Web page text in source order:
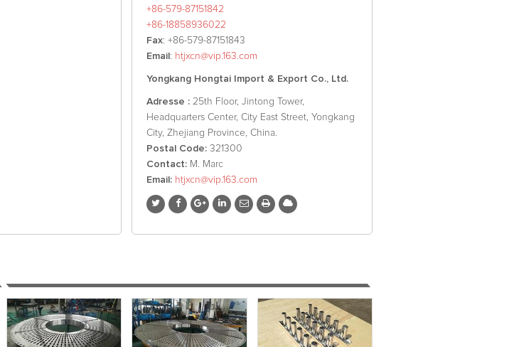
+86-579-87151842
+86-18858936022
Fax: +86-579-87151843
Email : htjxcn@vip.163.com
Yongkang Hongtai Import & Export Co., Ltd.
Adresse : 25th Floor, Jintong Tower,
Headquarters Center, City East Street, Yongkang
City, Zhejiang Province, China.
Postal Code: 321300
Contact: M. Marc
Email: htjxcn@vip.163.com